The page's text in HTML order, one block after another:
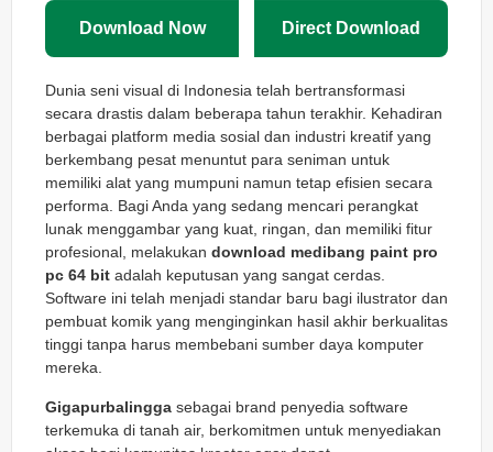
Download Now Direct Download
Dunia seni visual di Indonesia telah bertransformasi
secara drastis dalam beberapa tahun terakhir. Kehadiran
berbagai platform media sosial dan industri kreatif yang
berkembang pesat menuntut para seniman untuk
memiliki alat yang mumpuni namun tetap efisien secara
performa. Bagi Anda yang sedang mencari perangkat
lunak menggambar yang kuat, ringan, dan memiliki fitur
profesional, melakukan download medibang paint pro
pc 64 bit adalah keputusan yang sangat cerdas.
Software ini telah menjadi standar baru bagi ilustrator dan
pembuat komik yang menginginkan hasil akhir berkualitas
tinggi tanpa harus membebani sumber daya komputer
mereka.
Gigapurbalingga sebagai brand penyedia software
terkemuka di tanah air, berkomitmen untuk menyediakan